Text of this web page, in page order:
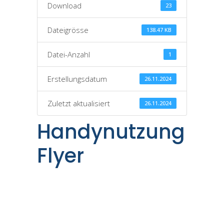
Download 23
Dateigrösse 138.47 KB
Datei-Anzahl 1
Erstellungsdatum 26.11.2024
Zuletzt aktualisiert 26.11.2024
Handynutzung
Flyer